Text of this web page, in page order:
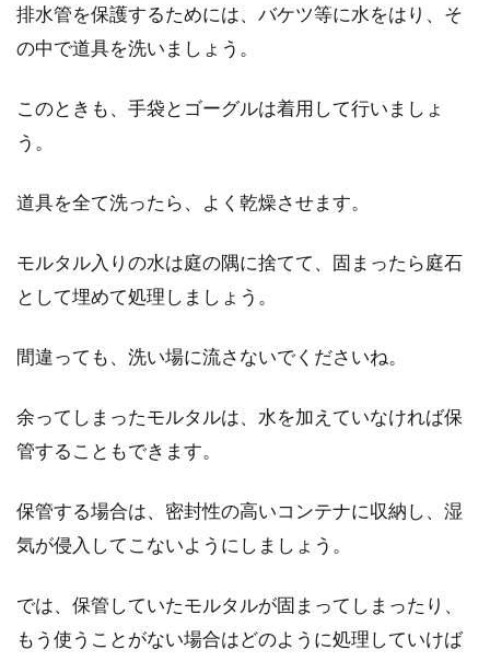
排水管を保護するためには、バケツ等に水をはり、そ
の中で道具を洗いましょう。
このときも、手袋とゴーグルは着用して行いましょ
う。
道具を全て洗ったら、よく乾燥させます。
モルタル入りの水は庭の隅に捨てて、固まったら庭石
として埋めて処理しましょう。
間違っても、洗い場に流さないでくださいね。
余ってしまったモルタルは、水を加えていなければ保
管することもできます。
保管する場合は、密封性の高いコンテナに収納し、湿
気が侵入してこないようにしましょう。
では、保管していたモルタルが固まってしまったり、
もう使うことがない場合はどのように処理していけば